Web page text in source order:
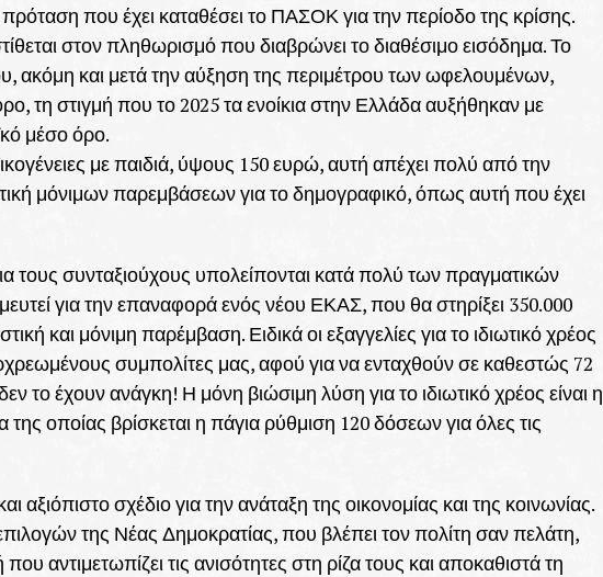
που έχει καταθέσει το ΠΑΣΟΚ για την περίοδο της κρίσης.
στον πληθωρισμό που διαβρώνει το διαθέσιμο εισόδημα. Το
ακόμη και μετά την αύξηση της περιμέτρου των ωφελουμένων,
τη στιγμή που το 2025 τα ενοίκια στην Ελλάδα αυξήθηκαν με
μέσο όρο.
με παιδιά, ύψους 150 ευρώ, αυτή απέχει πολύ από την
μόνιμων παρεμβάσεων για το δημογραφικό, όπως αυτή που έχει
τους συνταξιούχους υπολείπονται κατά πολύ των πραγματικών
για την επαναφορά ενός νέου ΕΚΑΣ, που θα στηρίξει 350.000
και μόνιμη παρέμβαση. Ειδικά οι εξαγγελίες για το ιδιωτικό χρέος
συμπολίτες μας, αφού για να ενταχθούν σε καθεστώς 72
το έχουν ανάγκη! Η μόνη βιώσιμη λύση για το ιδιωτικό χρέος είναι η
οποίας βρίσκεται η πάγια ρύθμιση 120 δόσεων για όλες τις
αξιόπιστο σχέδιο για την ανάταξη της οικονομίας και της κοινωνίας.
της Νέας Δημοκρατίας, που βλέπει τον πολίτη σαν πελάτη,
αντιμετωπίζει τις ανισότητες στη ρίζα τους και αποκαθιστά τη